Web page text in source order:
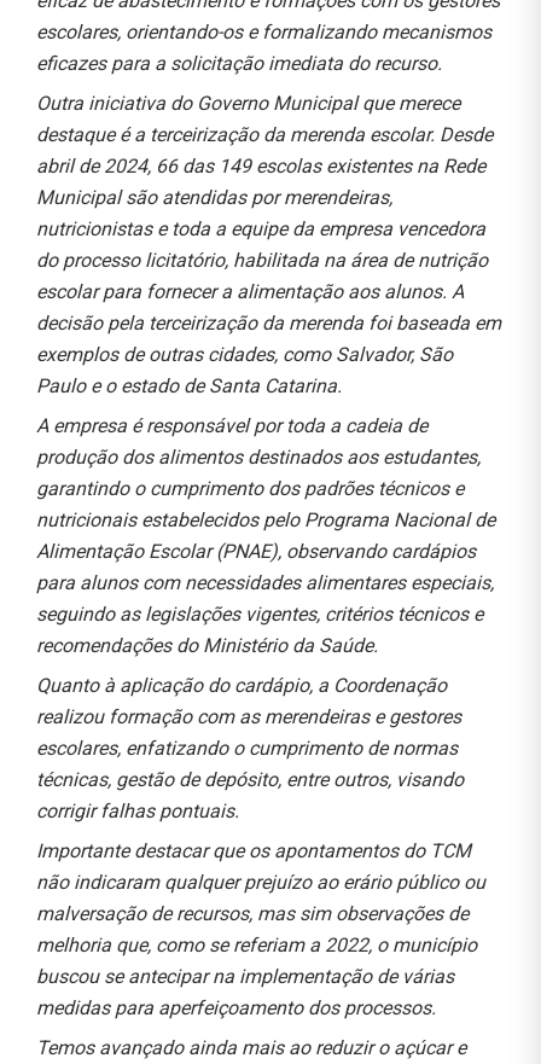
escolares, orientando-os e formalizando mecanismos
eficazes para a solicitação imediata do recurso.
Outra iniciativa do Governo Municipal que merece
destaque é a terceirização da merenda escolar. Desde
abril de 2024, 66 das 149 escolas existentes na Rede
Municipal são atendidas por merendeiras,
nutricionistas e toda a equipe da empresa vencedora
do processo licitatório, habilitada na área de nutrição
escolar para fornecer a alimentação aos alunos. A
decisão pela terceirização da merenda foi baseada em
exemplos de outras cidades, como Salvador, São
Paulo e o estado de Santa Catarina.
A empresa é responsável por toda a cadeia de
produção dos alimentos destinados aos estudantes,
garantindo o cumprimento dos padrões técnicos e
nutricionais estabelecidos pelo Programa Nacional de
Alimentação Escolar (PNAE), observando cardápios
para alunos com necessidades alimentares especiais,
seguindo as legislações vigentes, critérios técnicos e
recomendações do Ministério da Saúde.
Quanto à aplicação do cardápio, a Coordenação
realizou formação com as merendeiras e gestores
escolares, enfatizando o cumprimento de normas
técnicas, gestão de depósito, entre outros, visando
corrigir falhas pontuais.
Importante destacar que os apontamentos do TCM
não indicaram qualquer prejuízo ao erário público ou
malversação de recursos, mas sim observações de
melhoria que, como se referiam a 2022, o município
buscou se antecipar na implementação de várias
medidas para aperfeiçoamento dos processos.
Temos avançado ainda mais ao reduzir o açúcar e